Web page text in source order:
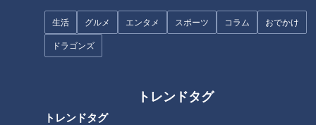
生活 グルメ エンタメ スポーツ コラム おでかけ
ドラゴンズ
トレンドタグ
トレンドタグ
皮膚のケアには欠かせない
お風呂‥学校から帰宅後に入
2024/01/24 19:00
た濵口家…配信型ドキュメン
タリー「ピエロと呼ばれた
ピエロと呼ばれた息子